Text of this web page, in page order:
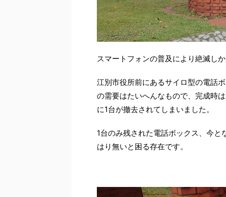
スマートフォンの普及により絶滅し
江別市役所前にあるサイロ型の電話
の需要はたいへんなもので、完成時
に1台が撤去されてしまいました。
1台のみ残された電話ボックス、今
はり無いと困る存在です。